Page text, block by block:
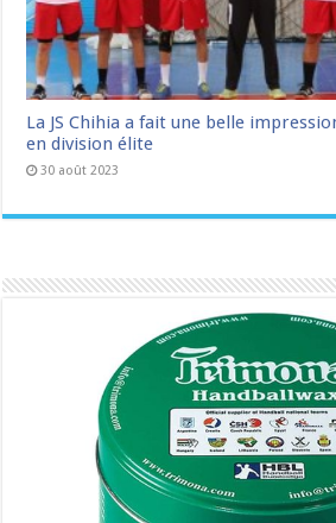
La JS Chihia a fait une belle
en division élite
30 août 2023